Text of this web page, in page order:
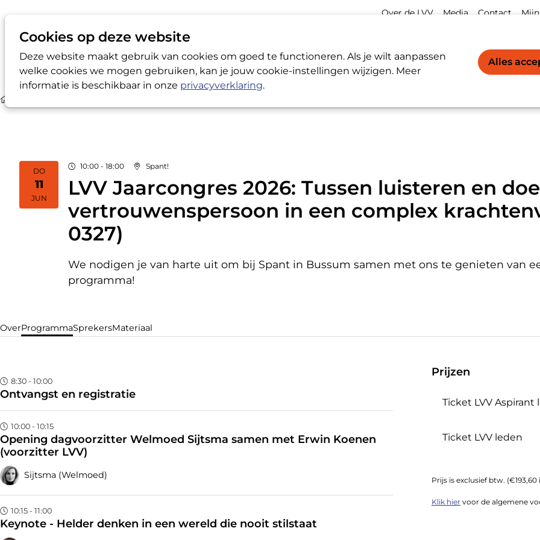
Cookies op deze website
Deze website maakt gebruik van cookies om goed te functioneren. Als je wilt aanpassen
welke cookies we mogen gebruiken, kan je jouw cookie-instellingen wijzigen. Meer
informatie is beschikbaar in onze privacyverklaring.
Alles
Werkgevers / Werknemers LVV-
Meta
Over de LVV Media Contact
DO
11
JUN
2026
10:00 - 18:00 Spant!
LVV Jaarcongres 2026: Tussen luisteren en
vertrouwenspersoon in een complex
0327)
We nodigen je van harte uit om bij Spant in Bussum samen met ons te genieten van
programma!
OverProgrammaSprekersMateriaal
8:30 - 10:00
Ontvangst en registratie
10:00 - 10:15
Opening dagvoorzitter Welmoed Sijtsma samen met Erwin Koenen
(voorzitter LVV)
Sijtsma (Welmoed)
10:15 - 11:00
Keynote - Helder denken in een wereld die nooit stilstaat
Prijzen
Ticket LVV Aspirant
Ticket LVV leden
Prijs is exclusief btw. (€193,60
Klik hier voor de algemene